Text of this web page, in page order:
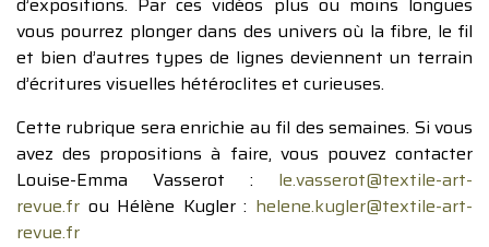
vous pourrez plonger dans des univers où la fibre, le fil
et bien d’autres types de lignes deviennent un terrain
d’écritures visuelles hétéroclites et curieuses.
Cette rubrique sera enrichie au fil des semaines. Si vous
avez des propositions à faire, vous pouvez contacter
Louise-Emma Vasserot : le.vasserot@textile-art-
revue.fr ou Hélène Kugler : helene.kugler@textile-art-
revue.fr